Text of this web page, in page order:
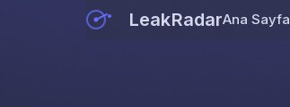
LeakRadarAna Sayfa